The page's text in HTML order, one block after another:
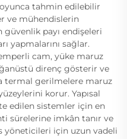
tahmin edilebilir
ve mühendislerin
güvenlik payı endişeleri
yapmalarını sağlar.
cam, yüke maruz
direnç gösterir ve
termal gerilmelere maruz
korur. Yapısal
edilen sistemler için en
sürelerine imkân tanır ve
yöneticileri için uzun vadeli